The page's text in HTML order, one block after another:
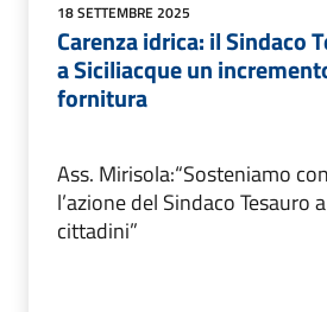
18 SETTEMBRE 2025
Carenza idrica: il Sindaco
a Siciliacque un
fornitura
Ass. Mirisola:“Sosteniamo
l’azione del Sindaco Tesauro
cittadini”